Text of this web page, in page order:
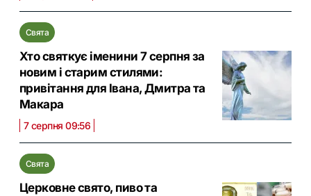
Свята
Хто святкує іменини 7 серпня за
новим і старим стилями:
привітання для Івана, Дмитра та
Макара
7 серпня 09:56
Свята
Церковне свято, пиво та